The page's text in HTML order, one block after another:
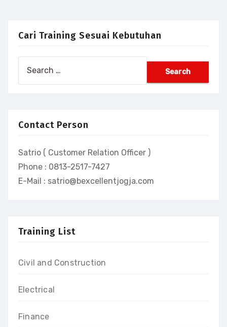
Cari Training Sesuai Kebutuhan
Contact Person
Satrio ( Customer Relation Officer )
Phone : 0813-2517-7427
E-Mail : satrio@bexcellentjogja.com
Training List
Civil and Construction
Electrical
Finance